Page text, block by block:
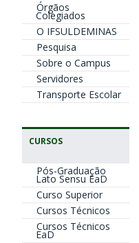
Órgãos
Colegiados
O IFSULDEMINAS
Pesquisa
Sobre o Campus
Servidores
Transporte Escolar
CURSOS
Pós-Graduação
Lato Sensu EaD
Curso Superior
Cursos Técnicos
Cursos Técnicos
EaD